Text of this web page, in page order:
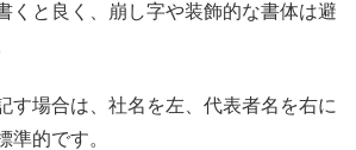
くと良く、崩し字や装飾的な書体は避
す場合は、社名を左、代表者名を右に
準的です。